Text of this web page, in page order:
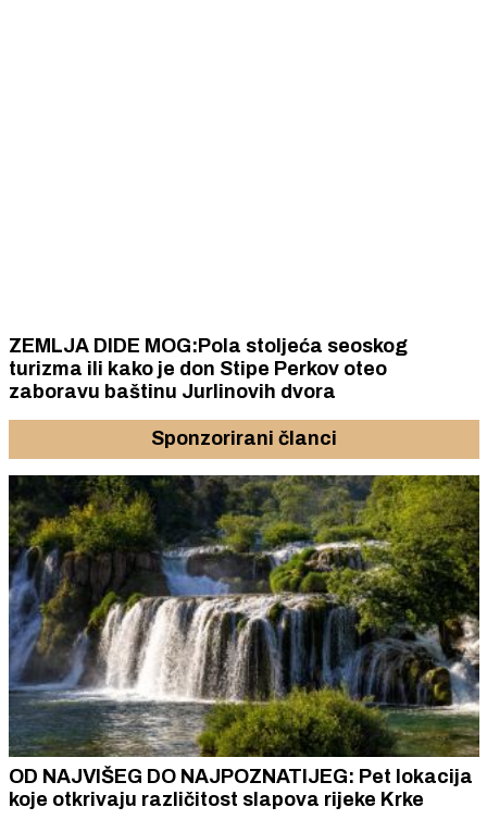
ZEMLJA DIDE MOG:Pola stoljeća seoskog
turizma ili kako je don Stipe Perkov oteo
zaboravu baštinu Jurlinovih dvora
Sponzorirani članci
OD NAJVIŠEG DO NAJPOZNATIJEG: Pet lokacija
koje otkrivaju različitost slapova rijeke Krke